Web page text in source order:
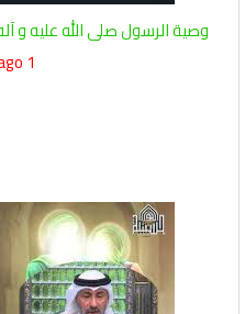
وصية الرسول صلى الله عليه و
1 year ago